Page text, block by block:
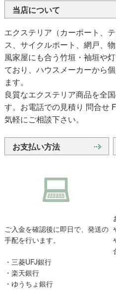
当店について
エクステリア（カーポート、
ス、サイクルポート、網戸、
風家屋にも合う竹垣・袖垣や
ており、ハウスメーカーから
ます。
良質なエクステリア商品を全
す。お電話での見積り 問合せ
気軽にご相談下さい。
お支払い方法
ご入金を確認後に即日で、発送の
手配を行います。
・三菱UFJ銀行
・楽天銀行
・ゆうちょ銀行